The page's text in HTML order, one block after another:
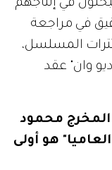
في إنتاجهم
في مراجعة
المسلسل،
وان" عقد
محمود
هو أولى